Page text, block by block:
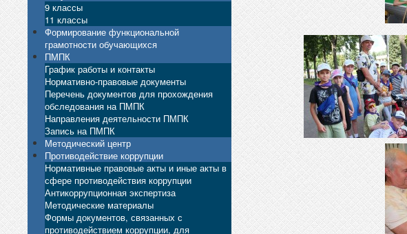
9 классы
11 классы
Формирование функциональной
грамотности обучающихся
ПМПК
График работы и контакты
Нормативно-правовые документы
Перечень документов для прохождения
обследования на ПМПК
Направления деятельности ПМПК
Запись на ПМПК
Методический центр
Противодействие коррупции
Нормативные правовые акты и иные акты в
сфере противодействия коррупции
Антикоррупционная экспертиза
Методические материалы
Формы документов, связанных с
противодействием коррупции, для